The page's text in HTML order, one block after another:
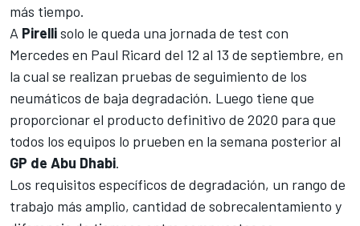
más tiempo.
A Pirellisolo le queda una jornada de test con
Mercedes en Paul Ricard del 12 al 13 de septiembre, en
la cual se realizan pruebas de seguimiento de los
neumáticos de baja degradación. Luego tiene que
proporcionar el producto definitivo de 2020 para que
todos los equipos lo prueben en la semana posterior al
GP de Abu Dhabi.
Los requisitos específicos de degradación, un rango de
trabajo más amplio, cantidad de sobrecalentamiento y